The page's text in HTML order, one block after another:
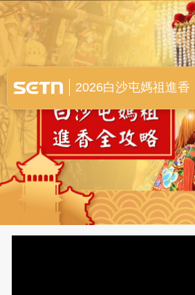
白沙屯媽祖進香全
2026白沙屯媽祖進香